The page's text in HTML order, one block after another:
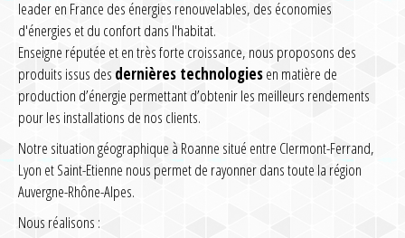
leader en France des énergies renouvelables, des économies
d'énergies et du confort dans l'habitat.
Enseigne réputée et en très forte croissance, nous proposons des
produits issus des dernières technologiesen matière de
production d’énergie permettant d’obtenir les meilleurs rendements
pour les installations de nos clients.
Notre situation géographique à Roanne situé entre Clermont-Ferrand,
Lyon et Saint-Etienne nous permet de rayonner dans toute la région
Auvergne-Rhône-Alpes.
Nous réalisons :